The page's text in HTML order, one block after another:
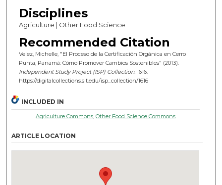
Disciplines
Agriculture | Other Food Science
Recommended Citation
Velez, Michelle, "El Proceso de la Certificación Orgánica en Cerro
Punta, Panamá: Cómo Promover Cambios Sostenibles" (2013).
Independent Study Project (ISP) Collection. 1616.
https://digitalcollections.sit.edu/isp_collection/1616
INCLUDED IN
Agriculture Commons ,Other Food Science Commons
ARTICLE LOCATION